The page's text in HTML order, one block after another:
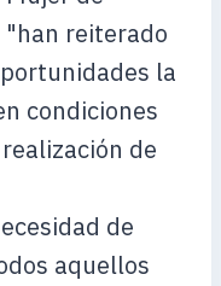
"han reiterado
la
condiciones
de
de
aquellos